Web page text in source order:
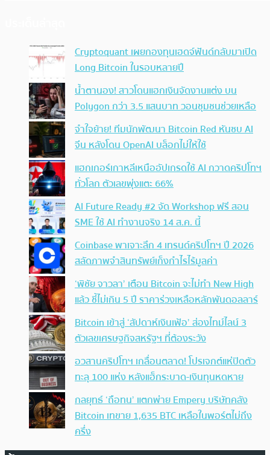
Cryptoquant เผยกองทุนเฮดจ์ฟันด์กลับมาเปิด
Long Bitcoin ในรอบหลายปี
น้ำตานอง! สาวโดนแฮกเงินจัดงานแต่ง บน
Polygon กว่า 3.5 แสนบาท วอนชุมชนช่วยเหลือ
จำใจย้าย! ทีมนักพัฒนา Bitcoin Red หันซบ AI
จีน หลังโดน OpenAI บล็อกไม่ให้ใช้
แฮกเกอร์เกาหลีเหนืออัปเกรดใช้ AI กวาดคริปโทฯ
ทั่วโลก ตัวเลขพุ่งแตะ 66%
AI Future Ready #2 จัด Workshop ฟรี สอน
SME ใช้ AI ทำงานจริง 14 ส.ค. นี้
Coinbase พาเจาะลึก 4 เทรนด์คริปโทฯ ปี 2026
สลัดภาพจำสินทรัพย์เก็งกำไรไร้มูลค่า
‘พิชัย จาวลา’ เตือน Bitcoin จะไม่ทำ New High
แล้ว ชี้ไม่เกิน 5 ปี ราคาร่วงเหลือหลักพันดอลลาร์
Bitcoin เข้าสู่ ‘สัปดาห์เงินเฟ้อ’ ส่องไทม์ไลน์ 3
ตัวเลขเศรษฐกิจสหรัฐฯ ที่ต้องระวัง
อวสานคริปโทฯ เกลื่อนตลาด! โปรเจกต์แห่ปิดตัว
ทะลุ 100 แห่ง หลังแฮ็กระบาด-เงินทุนหดหาย
กลยุทธ์ ‘ถือทน’ แตกพ่าย Empery บริษัทคลัง
Bitcoin เทขาย 1,635 BTC เหลือในพอร์ตไม่ถึง
ครึ่ง